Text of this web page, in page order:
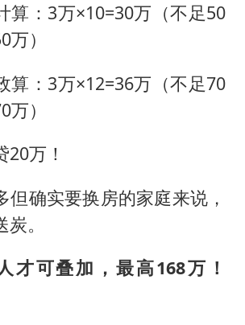
算：3万×10=30万（不足50
）
算：3万×12=36万（不足70
）
万！
但确实要换房的家庭来说，
。
才可叠加，最高168万！